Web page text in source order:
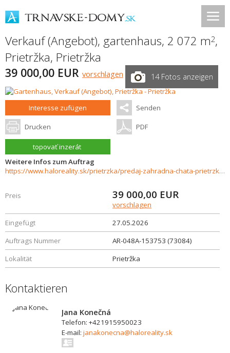
Verkauf (Angebot), gartenhaus, 2 072 m2,
Prietržka, Prietržka
39 000,00 EUR vorschlagen 14 Fotos anzeigen
Interesse zufügen Senden
Drucken PDF
topovať inzerát
Weitere Infos zum Auftrag
https://www.haloreality.sk/prietrzka/predaj-zahradna-chata-prietrzka/73084
Preis 39 000,00 EUR
vorschlagen
Eingefügt
27.05.2026
Auftrags Nummer
AR-048A-153753 (73084)
Lokalität
Prietržka
Kontaktieren
Jana Konečná
Telefon: +421915950023
E-mail: janakonecna@haloreality.sk